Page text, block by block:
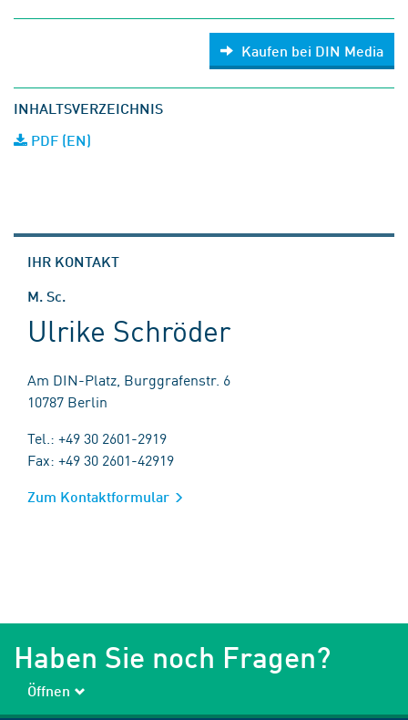
Kaufen bei DIN Media
INHALTSVERZEICHNIS
PDF (EN)
IHR KONTAKT
M. Sc.
Ulrike Schröder
Am DIN-Platz, Burggrafenstr. 6
10787 Berlin
Tel.: +49 30 2601-2919
Fax: +49 30 2601-42919
Zum Kontaktformular
Haben Sie noch Fragen?
Öffnen